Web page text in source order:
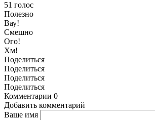
51 голос
Полезно
Вау!
Смешно
Ого!
Хм!
Поделиться
Поделиться
Поделиться
Поделиться
Комментарии 0
Добавить комментарий
Ваше имя